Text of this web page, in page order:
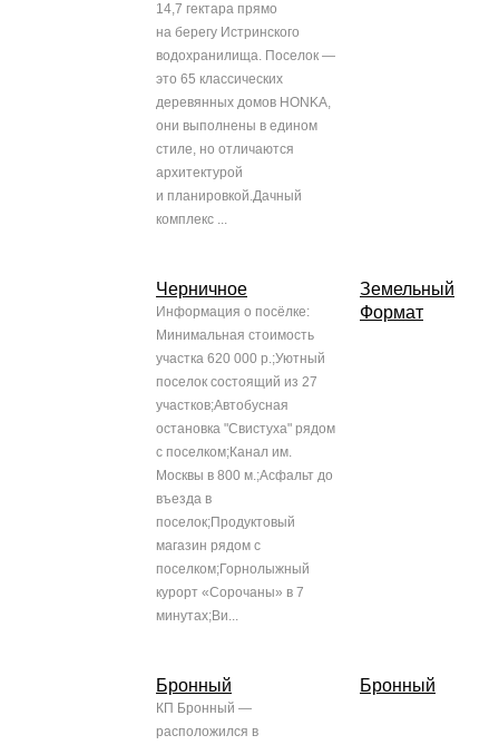
14,7 гектара прямо
на берегу Истринского
водохранилища. Поселок —
это 65 классических
деревянных домов HONKA,
они выполнены в едином
стиле, но отличаются
архитектурой
и планировкой.Дачный
комплекс ...
Черничное
Информация о посёлке:
Минимальная стоимость
участка 620 000 р.;Уютный
поселок состоящий из 27
участков;Автобусная
остановка "Свистуха" рядом
с поселком;Канал им.
Москвы в 800 м.;Асфальт до
въезда в
поселок;Продуктовый
магазин рядом с
поселком;Горнолыжный
курорт «Сорочаны» в 7
минутах;Ви...
Земельный
Формат
Бронный
КП Бронный —
расположился в
Бронный